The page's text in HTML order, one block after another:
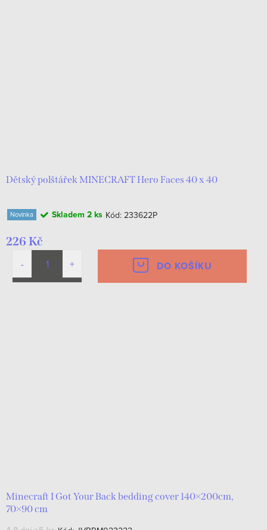
Dětský polštářek MINECRAFT Hero Faces 40 x 40
Novinka Skladem 2 ks Kód: 233622P
226 Kč
DO KOŠÍKU
Minecraft I Got Your Back bedding cover 140×200cm,
70×90 cm